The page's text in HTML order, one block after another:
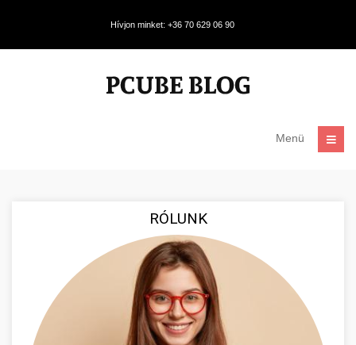
Hívjon minket: +36 70 629 06 90
Menü
RÓLUNK